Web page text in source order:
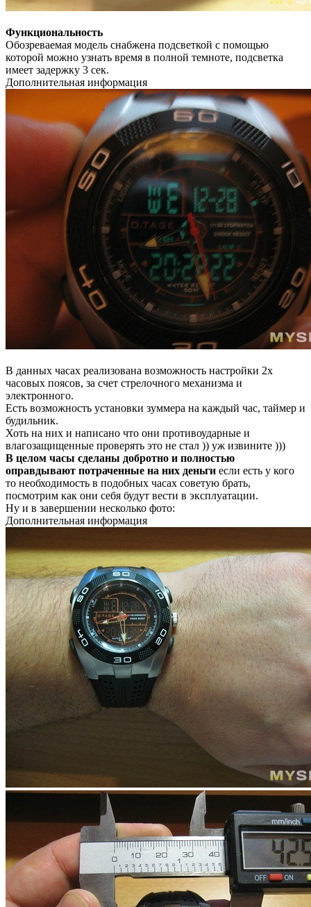
Функциональность
Обозреваемая модель снабжена подсветкой с помощью
которой можно узнать время в полной темноте, подсветка
имеет задержку 3 сек.
Дополнительная информация
В данных часах реализована возможность настройки 2х
часовых поясов, за счет стрелочного механизма и
электронного.
Есть возможность установки зуммера на каждый час, таймер и
будильник.
Хоть на них и написано что они противоударные и
влагозащищенные проверять это не стал )) уж извините )))
В целом часы сделаны добротно и полностью
оправдывают потраченные на них деньги если есть у кого
то необходимость в подобных часах советую брать,
посмотрим как они себя будут вести в эксплуатации.
Ну и в завершении несколько фото:
Дополнительная информация